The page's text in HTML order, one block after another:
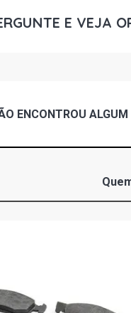
E VEJA
ENCONTROU ALGUM